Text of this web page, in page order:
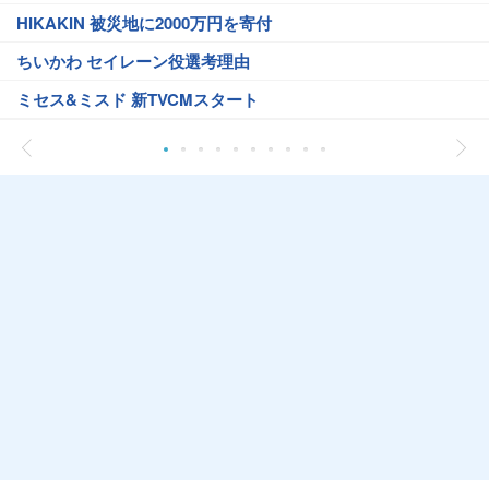
HIKAKIN 被災地に2000万円を寄付
ちいかわ セイレーン役選考理由
ミセス&ミスド 新TVCMスタート